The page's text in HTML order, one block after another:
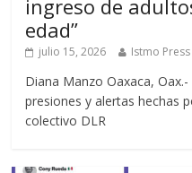
ingreso de
edad”
julio 15, 2026 Istmo Press
Diana Manzo Oaxaca,
presiones y alertas hechas
colectivo DLR